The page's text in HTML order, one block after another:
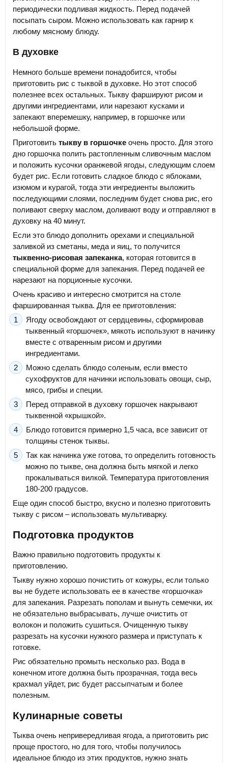
периодически подливая жидкость. Перед подачей
посыпать сыром. Можно использовать как гарнир к
любому мясному блюду.
В духовке
Немного больше времени понадобится, чтобы
приготовить рис с тыквой в духовке. Но этот способ
полезнее всех остальных. Тыкву фаршируют рисом и
другими ингредиентами, или нарезают кусками и
запекают вперемешку, например, в горшочке или
небольшой форме.
Приготовить тыкву в горшочке очень просто. Для этого
дно горшочка полить растопленным сливочным маслом
и положить кусочки оранжевой ягоды, следующим слоем
будет рис. Если готовить сладкое блюдо с яблоками,
изюмом и курагой, тогда эти ингредиенты выложить
последующими слоями, последним будет снова рис, его
поливают сверху маслом, доливают воду и отправляют в
духовку на 40 минут.
Если это блюдо дополнить орехами и специальной
заливкой из сметаны, меда и яиц, то получится
тыквенно-рисовая запеканка, которая готовится в
специальной форме для запекания. Перед подачей ее
нарезают на порционные кусочки.
Очень красиво и интересно смотрится на столе
фаршированная тыква. Для ее приготовления:
Ягоду освобождают от сердцевины, сформировав
тыквенный «горшочек», мякоть используют в начинку
вместе с отваренным рисом и другими
ингредиентами.
Можно сделать блюдо соленым, если вместо
сухофруктов для начинки использовать овощи, сыр,
мясо, грибы и специи.
Перед отправкой в духовку горшочек накрывают
тыквенной «крышкой».
Блюдо готовится примерно 1,5 часа, все зависит от
толщины стенок тыквы.
Так как начинка уже готова, то определить готовность
можно по тыкве, она должна быть мягкой и легко
прокалываться вилкой. Температура приготовления
180-200 градусов.
Еще один способ быстро, вкусно и полезно приготовить
тыкву с рисом – использовать мультиварку.
Подготовка продуктов
Важно правильно подготовить продукты к
приготовлению.
Тыкву нужно хорошо почистить от кожуры, если только
вы не будете использовать ее в качестве «горшочка»
для запекания. Разрезать пополам и вынуть семечки, их
не обязательно выбрасывать, лучше очистить от
волокон и положить сушиться. Очищенную тыкву
разрезать на кусочки нужного размера и приступать к
готовке.
Рис обязательно промыть несколько раз. Вода в
конечном итоге должна быть прозрачная, тогда весь
крахмал уйдет, рис будет рассыпчатым и более
полезным.
Кулинарные советы
Тыква очень непривередливая ягода, а приготовить рис
проще простого, но для того, чтобы получилось
идеальное блюдо из этих продуктов, нужно знать